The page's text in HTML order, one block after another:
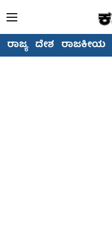
ರಾಜ್ಯ ದೇಶ ರಾಜಕೀಯ